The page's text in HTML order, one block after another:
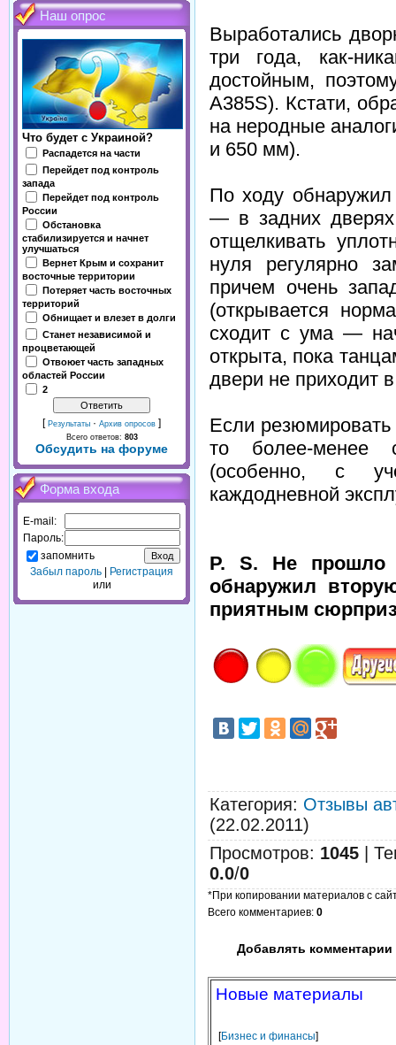
Наш опрос
Что будет с Украиной?
Распадется на части
Перейдет под контроль
запада
Перейдет под контроль
России
Обстановка
стабилизируется и начнет
улучшаться
Вернет Крым и сохранит
восточные территории
Потеряет часть восточных
территорий
Обнищает и влезет в долги
Станет независимой и
процветающей
Отвоюет часть западных
областей России
2
[ Результаты · Архив опросов ]
Всего ответов: 803
Обсудить на форуме
Форма входа
E-mail:
Пароль:
запомнить
Забыл пароль
Регистрация
или
Выработались
три года, как-
достойным,
A385S). Кстати,
на неродные
и 650 мм).
По ходу
— в задних дверях
отщелкивать
нуля регулярно
причем очень
(открывается
сходит с ума —
открыта, пока
двери не приходит
Если
то более-менее
(особенно, с
каждодневной
P. S. Не прошло
обнаружил
приятным
Категория: Отзывы
(22.02.2011)
Просмотров: 1045
0.0/0
*При копировании материалов с
Всего комментариев: 0
Добавлять комментарии
Новые материалы
[Бизнес и финансы]